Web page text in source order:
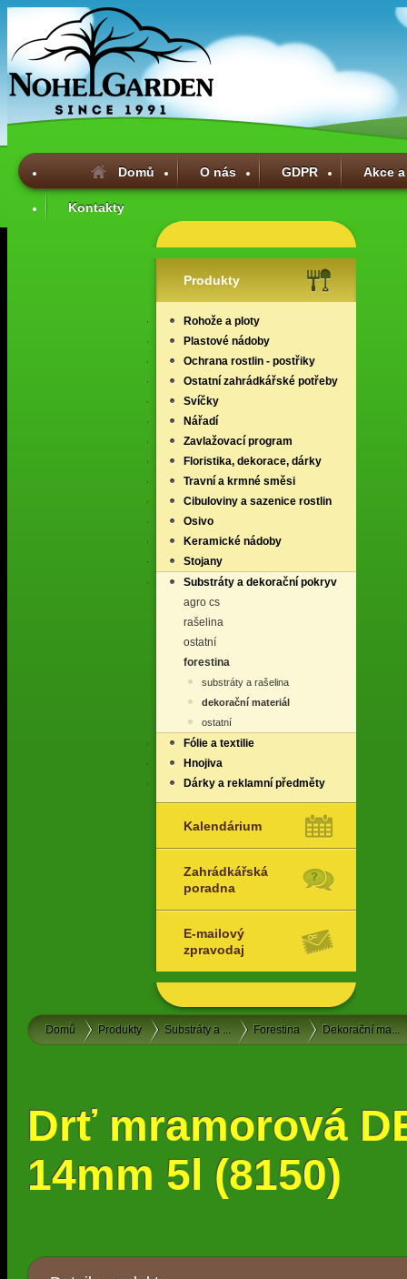
Domů O nás GDPR Akce
Kontakty
Produkty
Rohože a ploty
Plastové nádoby
Ochrana rostlin - postřiky
Ostatní zahrádkářské potřeby
Svíčky
Nářadí
Zavlažovací program
Floristika, dekorace, dárky
Travní a krmné směsi
Cibuloviny a sazenice rostlin
Osivo
Keramické nádoby
Stojany
Substráty a dekorační pokryv
agro cs
rašelina
ostatní
forestina
substráty a rašelina
dekorační materiál
ostatní
Fólie a textilie
Hnojiva
Dárky a reklamní předměty
Kalendárium
Zahrádkářská
poradna
E-mailový
zpravodaj
Domů Produkty Substráty a ... Forestina Dekorační ma...
Drť mramorová
14mm 5l (8150)